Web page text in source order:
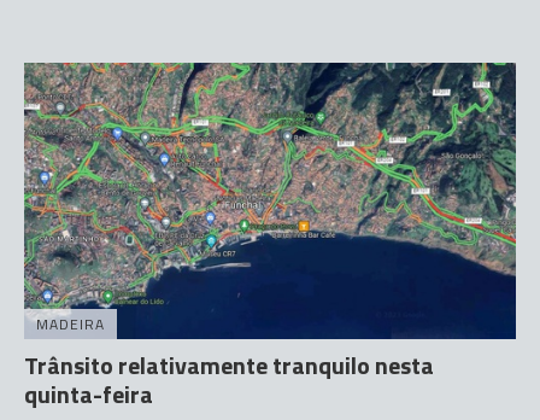
MADEIRA
Trânsito relativamente tranquilo nesta
quinta-feira